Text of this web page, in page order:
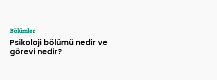
Bölümler
Psikoloji bölümü nedir ve
görevi nedir?